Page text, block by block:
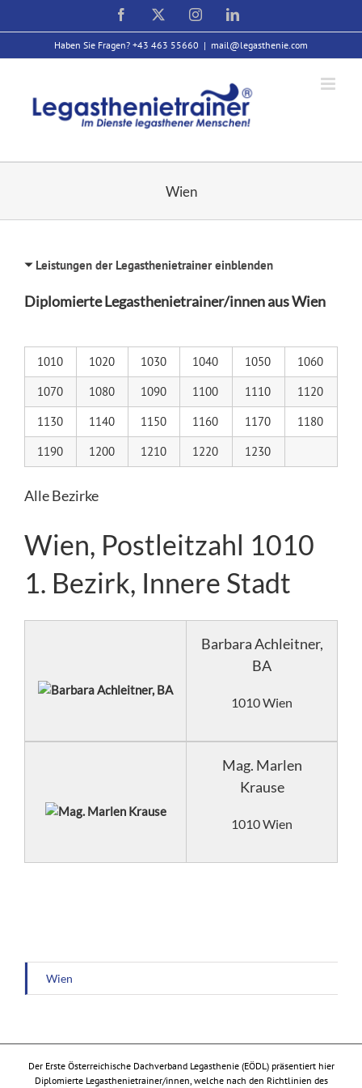
Facebook InstagramLinkedIn
Haben Sie Fragen? +43 463 55660 | mail@legasthenie.com
Wien
Leistungen der Legasthenietrainer einblenden
Diplomierte Legasthenietrainer/innen aus Wien
1010 1020 1030 1040 1050
1060
1070
1080 1090 1100 1110
1120
1130
1140 1150 1160 1170
1180
1190
1200 1210 1220 1230
Alle Bezirke
Wien, Postleitzahl 1010
1. Bezirk, Innere Stadt
Barbara Achleitner,
BA
1010 Wien
Mag. Marlen
Krause
1010 Wien
Wien
Der Erste Österreichische Dachverband Legasthenie (EÖDL) präsentiert hier
Diplomierte Legasthenietrainer/innen, welche nach den Richtlinien des